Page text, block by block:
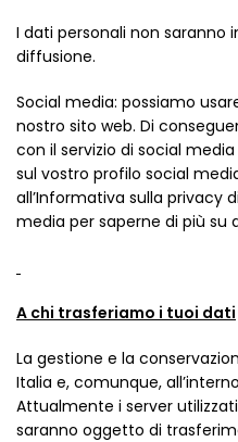
I dati personali non saranno
diffusione.
Social media: possiamo
nostro sito web. Di
con il servizio di social
sul vostro profilo social
all’Informativa sulla privacy
media per saperne di più su
A chi trasferiamo i tuoi dati
La gestione e la
Italia e, comunque,
Attualmente i server
saranno oggetto di